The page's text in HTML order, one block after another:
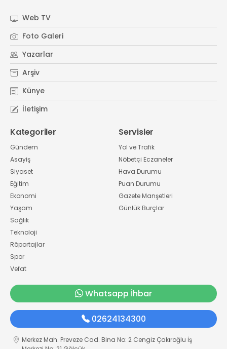
Web TV
Foto Galeri
Yazarlar
Arşiv
Künye
İletişim
Kategoriler
Gündem
Asayiş
Siyaset
Eğitim
Ekonomi
Yaşam
Sağlık
Teknoloji
Röportajlar
Spor
Vefat
Servisler
Yol ve Trafik
Nöbetçi Eczaneler
Hava Durumu
Puan Durumu
Gazete Manşetleri
Günlük Burçlar
Whatsapp İhbar
02624134300
Merkez Mah. Preveze Cad. Bina No: 2 Cengiz Çakıroğlu İş